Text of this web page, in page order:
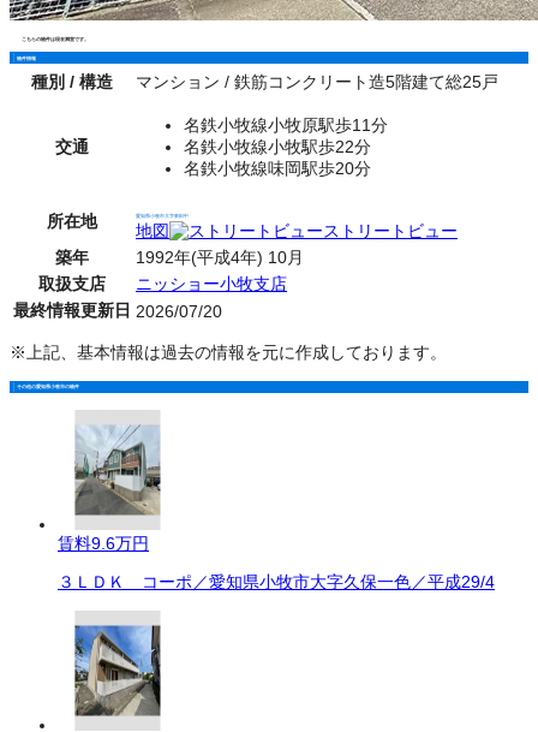
こちらの物件は現在満室です。
物件情報
種別 / 構造 マンション / 鉄筋コンクリート造5階建て総25戸
交通
名鉄小牧線小牧原駅歩11分
名鉄小牧線小牧駅歩22分
名鉄小牧線味岡駅歩20分
所在地 愛知県小牧市大字東田中
地図
ストリートビュー
築年
1992年(平成4年) 10月
取扱支店
ニッショー小牧支店
最終情報更新日 2026/07/20
※上記、基本情報は過去の情報を元に作成しております。
その他の愛知県小牧市の物件
賃料9.6万円
３ＬＤＫ コーポ／愛知県小牧市大字久保一色／平成29/4